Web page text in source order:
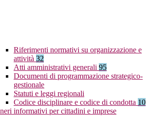
Riferimenti normativi su organizzazione e
attività 32
Atti amministrativi generali 95
Documenti di programmazione strategico-
gestionale
Statuti e leggi regionali
Codice disciplinare e codice di condotta 10
informativi per cittadini e imprese